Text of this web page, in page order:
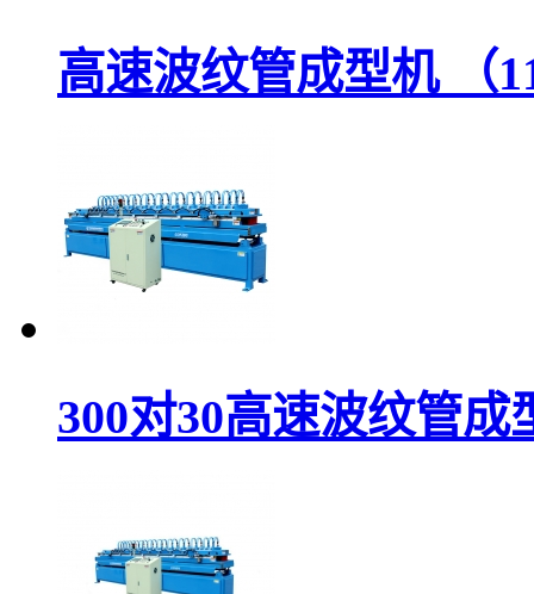
高速波纹管成型机 （
300对30高速波纹管成